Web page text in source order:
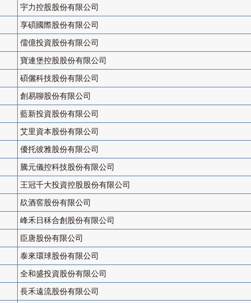
宇力控股股份有限公司
享碩國際股份有限公司
儒億投資股份有限公司
寶連堡控股股份有限公司
碩儷科技股份有限公司
創易聊股份有限公司
藍新投資股份有限公司
艾里資本股份有限公司
優托彼雅股份有限公司
騰元儀控科技股份有限公司
王冠千大投資控股股份有限公司
镹酒窖股份有限公司
峰禾日秝合創股份有限公司
臣唐股份有限公司
泰來環球股份有限公司
全和盛投資股份有限公司
長禾遠流股份有限公司